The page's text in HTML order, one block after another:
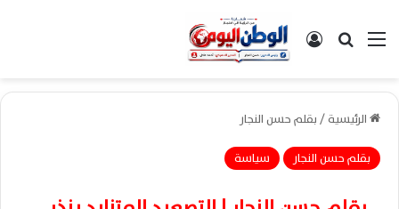
القائمةبحث عن تسجيل الدخول
الرئيسية/بقلم حسن النجار
بقلم حسن النجار
سياسة